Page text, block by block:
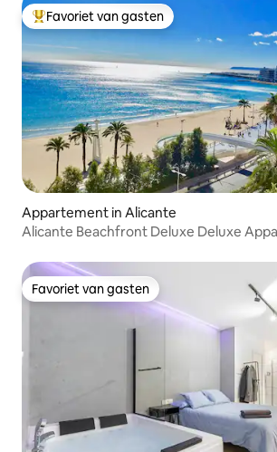
Topfavoriet van gasten
Favoriet van gasten
Appartement in Alicante
Alicante Beachfront Deluxe Deluxe
Favoriet van gasten
Favoriet van gasten